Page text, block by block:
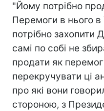
"Йому потрібно
Перемоги в нього в
потрібно захопити
самі по собі не
продати як
перекручувати ці
про які вони
стороною, з